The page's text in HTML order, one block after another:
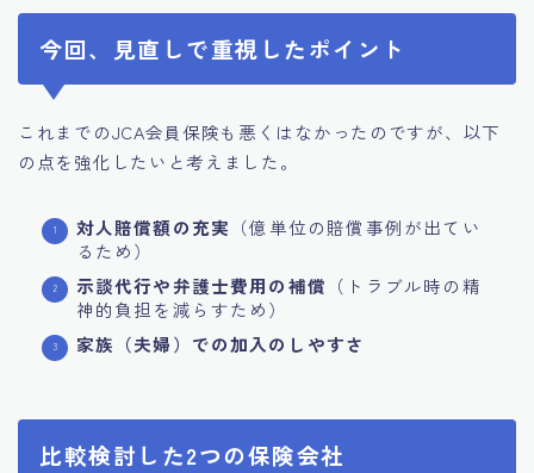
今回、見直しで重視したポイント
これまでのJCA会員保険も悪くはなかったのですが、以下
の点を強化したいと考えました。
対人賠償額の充実 （億単位の賠償事例が出てい
るため）
示談代行や弁護士費用の補償 （トラブル時の精
神的負担を減らすため）
家族（夫婦）での加入のしやすさ
比較検討した2つの保険会社